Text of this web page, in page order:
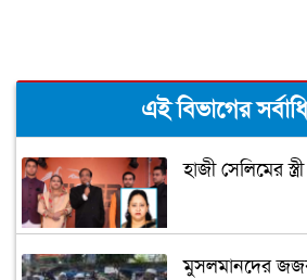
এই বিভাগের
হাজী সেলিমের
মুসলমানদের